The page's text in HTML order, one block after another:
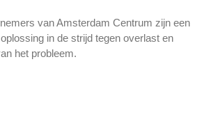
van Amsterdam Centrum zijn een
in de strijd tegen overlast en
het probleem.